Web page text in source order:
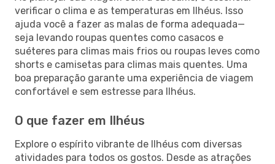
verificar o clima e as temperaturas em Ilhéus. Isso
ajuda você a fazer as malas de forma adequada—
seja levando roupas quentes como casacos e
suéteres para climas mais frios ou roupas leves como
shorts e camisetas para climas mais quentes. Uma
boa preparação garante uma experiência de viagem
confortável e sem estresse para Ilhéus.
O que fazer em Ilhéus
Explore o espírito vibrante de Ilhéus com diversas
atividades para todos os gostos. Desde as atrações